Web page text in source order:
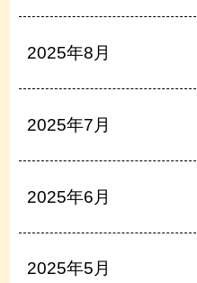
2025年8月
2025年7月
2025年6月
2025年5月